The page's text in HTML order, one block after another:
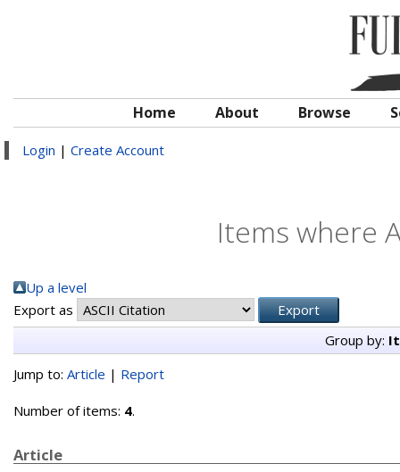
Home About Browse
Login | Create Account
Items where
Up a level
Export as
Group by:
Jump to: Article | Report
Number of items: 4.
Article